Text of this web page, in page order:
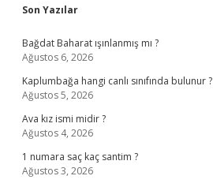
Sidebar
Son Yazılar
Bağdat Baharat ışınlanmış mı ?
Ağustos 6, 2026
Kaplumbağa hangi canlı sınıfında bulunur ?
Ağustos 5, 2026
Ava kız ismi midir ?
Ağustos 4, 2026
1 numara saç kaç santim ?
Ağustos 3, 2026